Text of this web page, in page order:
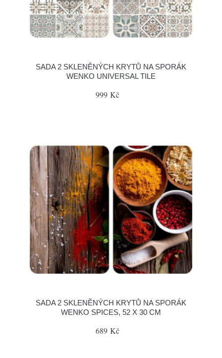
SADA 2 SKLENĚNÝCH KRYTŮ NA SPORÁK
WENKO UNIVERSAL TILE
999 Kč
SADA 2 SKLENĚNÝCH KRYTŮ NA SPORÁK
WENKO SPICES, 52 X 30 CM
689 Kč